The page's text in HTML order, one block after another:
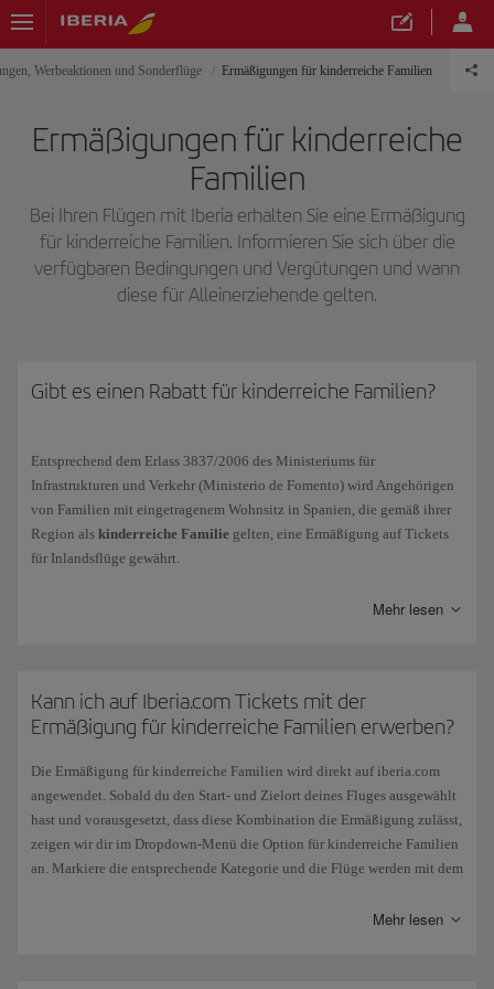
Werbeaktionen und Sonderflüge Ermäßigungen für kinderreiche Familien
Ermäßigungen für kinderreiche
Familien
Bei Ihren Flügen mit Iberia erhalten Sie eine Ermäßigung
für kinderreiche Familien. Informieren Sie sich über die
verfügbaren Bedingungen und Vergütungen und wann
diese für Alleinerziehende gelten.
Gibt es einen Rabatt für kinderreiche Familien?
Entsprechend dem Erlass 3837/2006 des Ministeriums für
Infrastrukturen und Verkehr (Ministerio de Fomento) wird Angehörigen
von Familien mit eingetragenem Wohnsitz in Spanien, die gemäß ihrer
Region als kinderreiche Familie gelten, eine Ermäßigung auf Tickets
für Inlandsflüge gewährt.
Kinderreiche Familie der Kategorie „General“
Kinderreiche Familie der Kategorie „Especial“
Die Ermäßigung wird aufAnfragedes Begünstigten auf in Spanien
gewährt. Sie bezieht sich auf alle Tarife,
Mehr lesen
Kann ich auf Iberia.com Tickets mit der
Ermäßigung für kinderreiche Familien erwerben?
Die Ermäßigung für kinderreiche Familien wird direkt auf iberia.com
angewendet. Sobald du den Start- und Zielort deines Fluges ausgewählt
hast und vorausgesetzt, dass diese Kombination die Ermäßigung zulässt,
zeigen wir dir im Dropdown-Menü die Option für kinderreiche Familien
an. Markiere die entsprechende Kategorie und die Flüge werden mit dem
Regierung gewährte Subvention gilt nicht, wenn du deine Tickets mit
Mehr lesen